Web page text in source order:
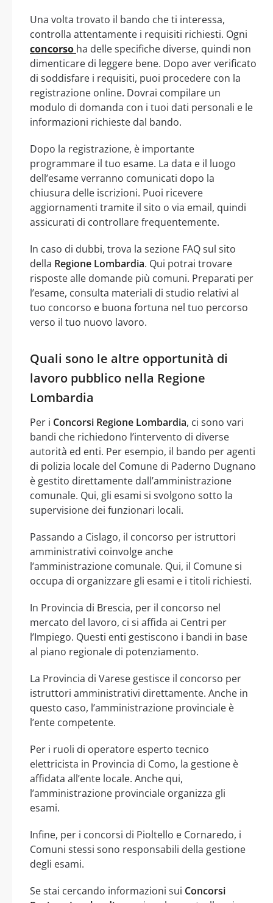
Una volta trovato il bando che ti interessa,
controlla attentamente i requisiti richiesti. Ogni
concorso ha delle specifiche diverse, quindi non
dimenticare di leggere bene. Dopo aver verificato
di soddisfare i requisiti, puoi procedere con la
registrazione online. Dovrai compilare un
modulo di domanda con i tuoi dati personali e le
informazioni richieste dal bando.
Dopo la registrazione, è importante
programmare il tuo esame. La data e il luogo
dell’esame verranno comunicati dopo la
chiusura delle iscrizioni. Puoi ricevere
aggiornamenti tramite il sito o via email, quindi
assicurati di controllare frequentemente.
In caso di dubbi, trova la sezione FAQ sul sito
della Regione Lombardia. Qui potrai trovare
risposte alle domande più comuni. Preparati per
l’esame, consulta materiali di studio relativi al
tuo concorso e buona fortuna nel tuo percorso
verso il tuo nuovo lavoro.
Quali sono le altre opportunità di
lavoro pubblico nella Regione
Lombardia
Per i Concorsi Regione Lombardia, ci sono vari
bandi che richiedono l’intervento di diverse
autorità ed enti. Per esempio, il bando per agenti
di polizia locale del Comune di Paderno Dugnano
è gestito direttamente dall’amministrazione
comunale. Qui, gli esami si svolgono sotto la
supervisione dei funzionari locali.
Passando a Cislago, il concorso per istruttori
amministrativi coinvolge anche
l’amministrazione comunale. Qui, il Comune si
occupa di organizzare gli esami e i titoli richiesti.
In Provincia di Brescia, per il concorso nel
mercato del lavoro, ci si affida ai Centri per
l’Impiego. Questi enti gestiscono i bandi in base
al piano regionale di potenziamento.
La Provincia di Varese gestisce il concorso per
istruttori amministrativi direttamente. Anche in
questo caso, l’amministrazione provinciale è
l’ente competente.
Per i ruoli di operatore esperto tecnico
elettricista in Provincia di Como, la gestione è
affidata all’ente locale. Anche qui,
l’amministrazione provinciale organizza gli
esami.
Infine, per i concorsi di Pioltello e Cornaredo, i
Comuni stessi sono responsabili della gestione
degli esami.
Se stai cercando informazioni sui Concorsi